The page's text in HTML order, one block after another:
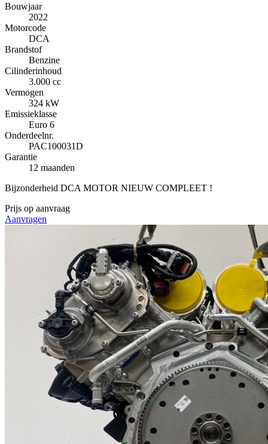
Bouwjaar
2022
Motorcode
DCA
Brandstof
Benzine
Cilinderinhoud
3.000 cc
Vermogen
324 kW
Emissieklasse
Euro 6
Onderdeelnr.
PAC100031D
Garantie
12 maanden
Bijzonderheid DCA MOTOR NIEUW COMPLEET !
Prijs op aanvraag
Aanvragen